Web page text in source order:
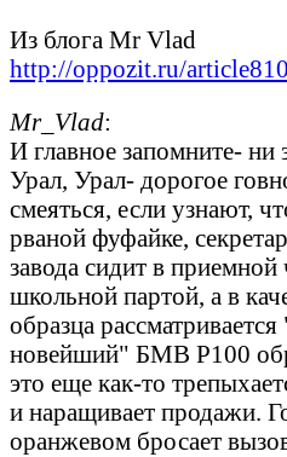
Из блога Mr Vlad
http://oppozit.ru/
Mr_Vlad:
И главное запомните- ни
Урал, Урал- дорогое
смеяться, если узнают,
рваной фуфайке,
завода сидит в приемной
школьной партой, а в
образца
новейший" БМВ Р100
это еще как-то
и наращивает продажи.
оранжевом бросает